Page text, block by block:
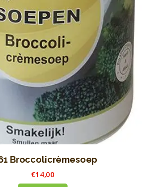
Broccolicrèmesoep
€14,00